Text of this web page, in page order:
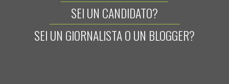
SEI UN CANDIDATO?
SEI UN GIORNALISTA O UN BLOGGER?